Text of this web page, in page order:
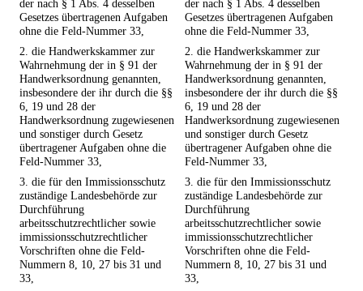
der nach § 1 Abs. 4 desselben
Gesetzes übertragenen Aufgaben
ohne die Feld-Nummer 33,
der nach § 1 Abs. 4 desselben
Gesetzes übertragenen Aufgaben
ohne die Feld-Nummer 33,
2. die Handwerkskammer zur
Wahrnehmung der in § 91 der
Handwerksordnung genannten,
insbesondere der ihr durch die §§
6, 19 und 28 der
Handwerksordnung zugewiesenen
und sonstiger durch Gesetz
übertragener Aufgaben ohne die
Feld-Nummer 33,
2. die Handwerkskammer zur
Wahrnehmung der in § 91 der
Handwerksordnung genannten,
insbesondere der ihr durch die §§
6, 19 und 28 der
Handwerksordnung zugewiesenen
und sonstiger durch Gesetz
übertragener Aufgaben ohne die
Feld-Nummer 33,
3. die für den Immissionsschutz
zuständige Landesbehörde zur
Durchführung
arbeitsschutzrechtlicher sowie
immissionsschutzrechtlicher
Vorschriften ohne die Feld-
Nummern 8, 10, 27 bis 31 und
33,
3. die für den Immissionsschutz
zuständige Landesbehörde zur
Durchführung
arbeitsschutzrechtlicher sowie
immissionsschutzrechtlicher
Vorschriften ohne die Feld-
Nummern 8, 10, 27 bis 31 und
33,